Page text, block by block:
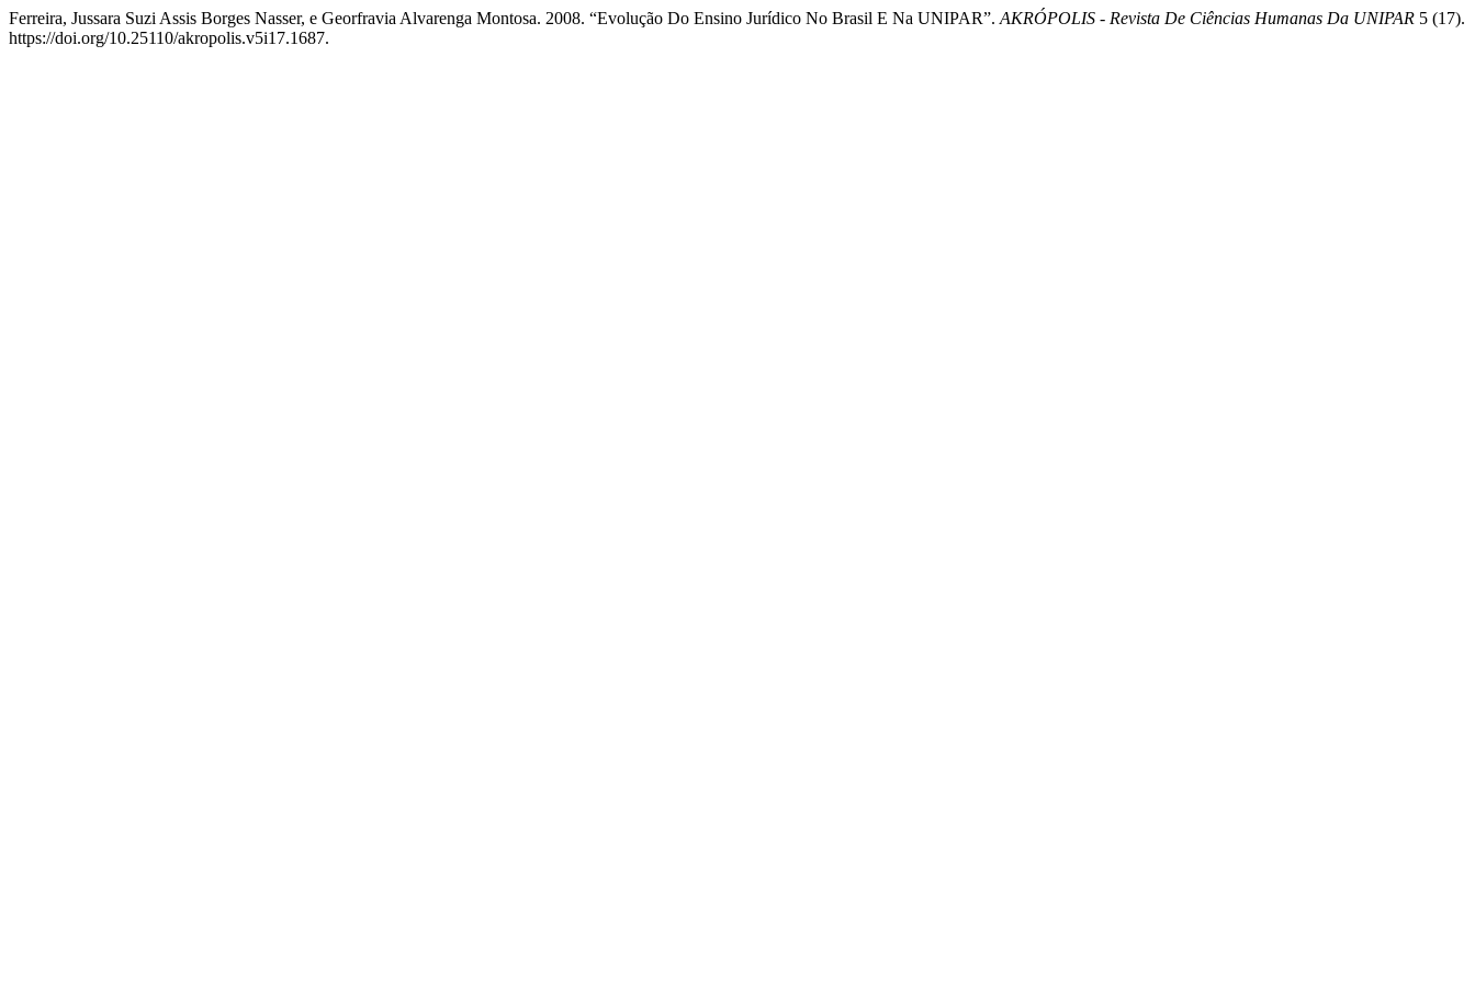
Ferreira, Jussara Suzi Assis Borges Nasser, e Georfravia Alvarenga Montosa. 2008. “Evolução Do Ensino Jurídico No Brasil E Na UNIPAR”. AKRÓPOLIS - Revista De Ciências Humanas Da UNIPAR 5 (17).
https://doi.org/10.25110/akropolis.v5i17.1687.